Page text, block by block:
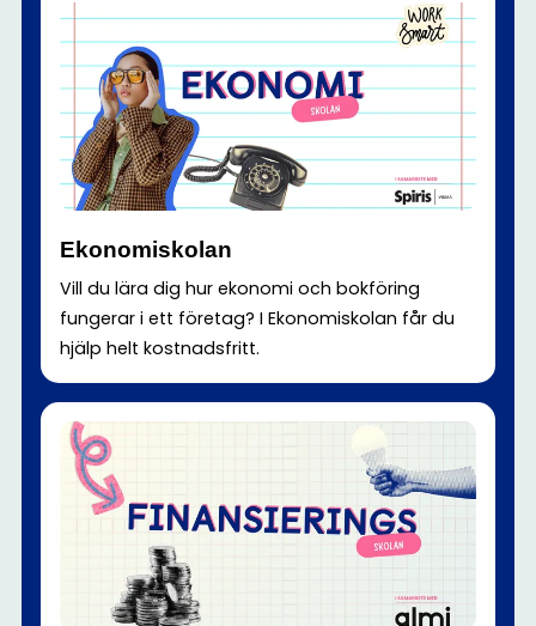
Ekonomiskolan
Vill du lära dig hur ekonomi och bokföring
fungerar i ett företag? I Ekonomiskolan får du
hjälp helt kostnadsfritt.